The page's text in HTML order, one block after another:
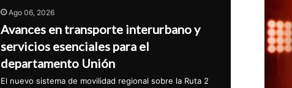
Ago 06, 2026
Avances en transporte interurbano y
servicios esenciales para el
departamento Unión
El nuevo sistema de movilidad regional sobre la Ruta 2